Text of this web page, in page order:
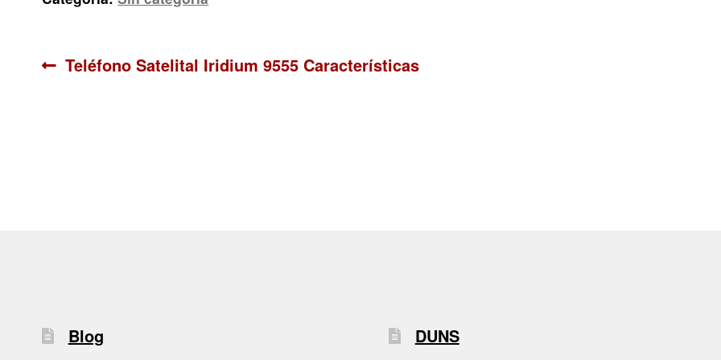
Navegación
Anterior:
Teléfono Satelital Iridium 9555 Características
Blog DUNS